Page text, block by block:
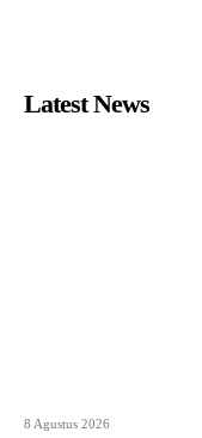
Latest News
8 Agustus 2026